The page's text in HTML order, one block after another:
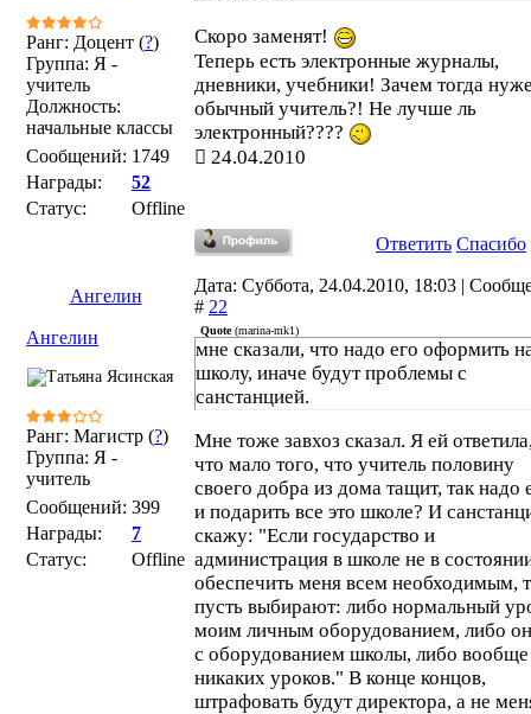
Ранг: Доцент (?)
Группа: Я -
учитель
Должность:
начальные классы
Сообщений: 1749
Награды:
52
Статус:
Offline
Скоро заменят!
Теперь есть электронные журналы,
дневники, учебники! Зачем тогда
обычный учитель?! Не лучше ль
электронный????
24.04.2010
Ответить Спасибо
Ангелин
Дата: Суббота, 24.04.2010, 18:03 |
# 22
Ангелин
Ранг: Магистр (?)
Группа: Я -
учитель
Сообщений: 399
Награды:
7
Статус:
Offline
Quote(marina-mk1)
мне сказали, что надо его оформить
школу, иначе будут проблемы с
санстанцией.
Мне тоже завхоз сказал. Я ей
что мало того, что учитель половину
своего добра из дома тащит, так надо
и подарить все это школе? И
скажу: "Если государство и
администрация в школе не в
обеспечить меня всем необходимым,
пусть выбирают: либо нормальный
моим личным оборудованием, либо
с оборудованием школы, либо вообще
никаких уроков." В конце концов,
штрафовать будут директора, а не